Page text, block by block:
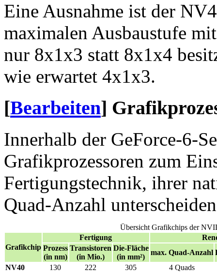
Eine Ausnahme ist der
maximalen Ausbaustufe
nur 8x1x3 statt 8x1x4
wie erwartet 4x1x3.
[Bearbeiten]
Innerhalb der GeForce-6-
Grafikprozessoren zum
Fertigungstechnik, ihrer
Quad-Anzahl
Übersicht Grafikchips der
Grafikchip
Fertigung
Prozess
(in nm)
Transistoren
(in Mio.)
Die-Fläche
(in mm²)
max. Quad-Anzahl
NV40
130 222 305
4 Quads